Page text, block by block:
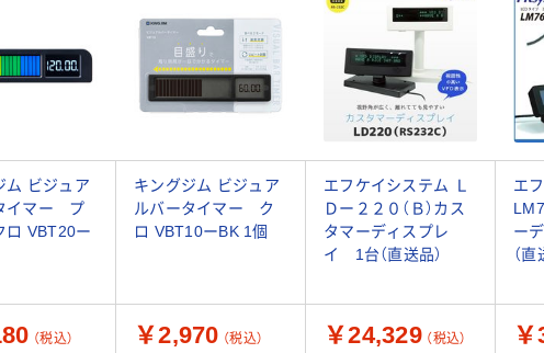
ム ビジュア
イマー プ
VBT20ー
キングジム ビジュア
ルバータイマー ク
ロ VBT10ーBK 1個
エフケイシステム Ｌ
Ｄー２２０（Ｂ）カス
タマーディスプレ
イ 1台（直送品）
エ
ー
（直
（税込） ￥2,970 （税込） ￥24,329 （税込）